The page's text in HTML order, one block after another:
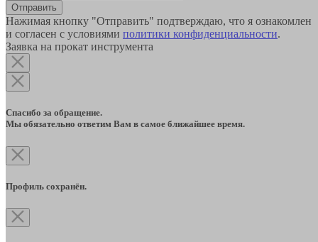
Отправить
Нажимая кнопку "Отправить" подтверждаю, что я ознакомлен
и согласен с условиями политики конфиденциальности.
Заявка на прокат инструмента
Спасибо за обращение.
Мы обязательно ответим Вам в самое ближайшее время.
Профиль сохранён.